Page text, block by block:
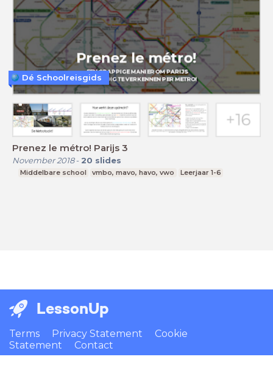
Prenez le métro! Parijs 3
November 2018- 20 slides
Middelbare school vmbo, mavo, havo, vwo Leerjaar 1-6
Dé Schoolreisgids
LessonUp
Terms Privacy Statement
Cookie
Statement
Contact